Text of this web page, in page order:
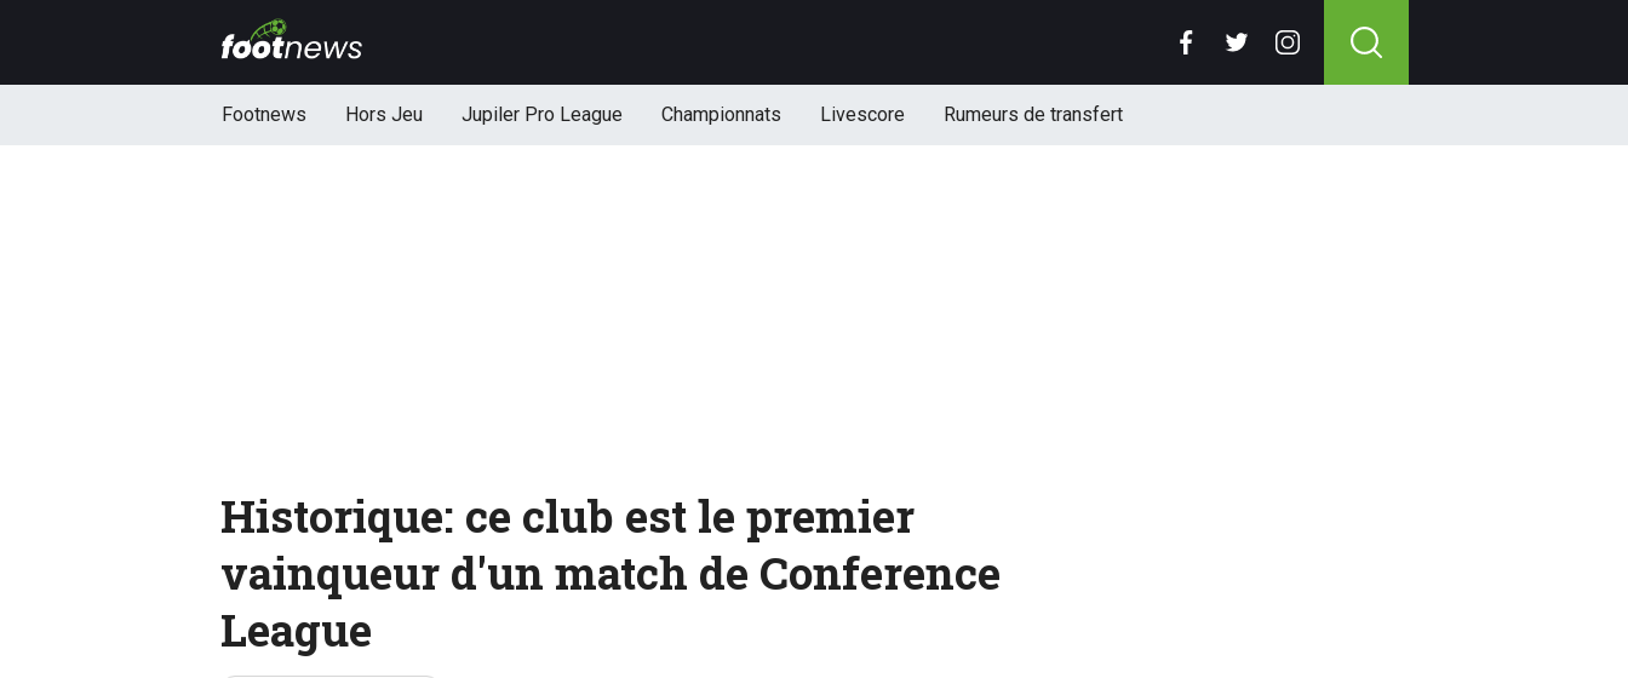
Footnews Hors Jeu Jupiler Pro League Championnats Livescore Rumeurs de transfert
Historique: ce club est le premier
vainqueur d'un match de Conference
League